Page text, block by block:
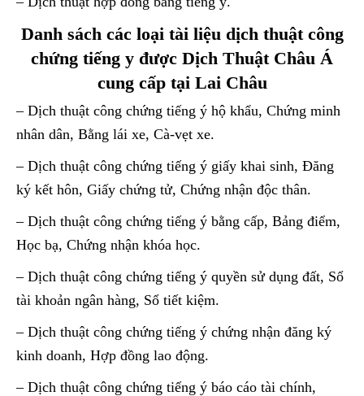
Danh sách các loại tài liệu dịch thuật công
chứng tiếng y được Dịch Thuật Châu Á
cung cấp tại Lai Châu
– Dịch thuật công chứng tiếng ý hộ khẩu, Chứng minh
nhân dân, Bằng lái xe, Cà-vẹt xe.
– Dịch thuật công chứng tiếng ý giấy khai sinh, Đăng
ký kết hôn, Giấy chứng tử, Chứng nhận độc thân.
– Dịch thuật công chứng tiếng ý bằng cấp, Bảng điểm,
Học bạ, Chứng nhận khóa học.
– Dịch thuật công chứng tiếng ý quyền sử dụng đất, Sổ
tài khoản ngân hàng, Sổ tiết kiệm.
– Dịch thuật công chứng tiếng ý chứng nhận đăng ký
kinh doanh, Hợp đồng lao động.
– Dịch thuật công chứng tiếng ý báo cáo tài chính,